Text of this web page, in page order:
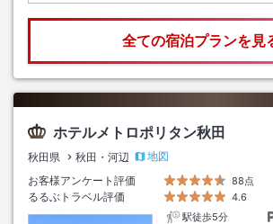
全ての宿泊プランを見
ホテルメトロポリタン秋田
秋田県 秋田・河辺
地図
お客様アンケート評価
88点
るるぶトラベル評価
4.6
駅徒歩5分